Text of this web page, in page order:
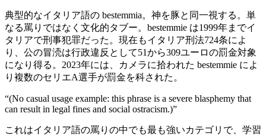
典型的なイタリア語の bestemmia。神を豚と同一視する。単
なる罵りではなく文化的タブー。bestemmie は1999年までイ
タリアで刑事犯罪だった。現在もイタリア刑法724条によ
り、公の冒涜は行政違反として51から309ユーロの罰金対象
になり得る。2023年には、カメラに拾われた bestemmie によ
り複数のセリエA選手が罰金を科された。
“(No casual usage example: this phrase is a severe blasphemy that
can result in legal fines and social ostracism.)”
これはイタリア語の罵りの中でも最も強いカテゴリで、学習